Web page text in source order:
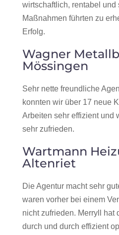
wirtschaftlich, rentabel und
Maßnahmen führten zu
Erfolg.
Wagner
Mössingen
Sehr nette freundliche
konnten wir über 17 neue
Arbeiten sehr effizient und
sehr zufrieden.
Wartmann
Altenriet
Die Agentur macht sehr
waren vorher bei einem
nicht zufrieden. Merryll hat
durch und durch effizient